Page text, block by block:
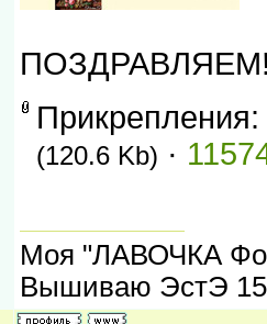
Прикрепления:
(120.6 Kb) ·
Моя "ЛАВОЧКА
Вышиваю ЭстЭ